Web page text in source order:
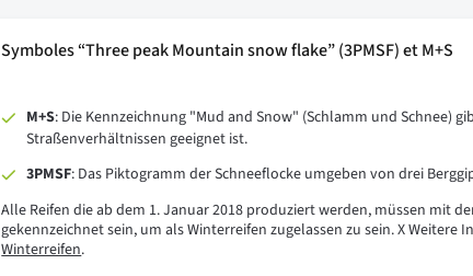
Symboles “Three peak Mountain snow flake” (3PMSF) et M+S
M+S: Die Kennzeichnung "Mud and Snow" (Schlamm und Schnee)
Straßenverhältnissen geeignet ist.
3PMSF: Das Piktogramm der Schneeflocke umgeben von drei
Alle Reifen die ab dem 1. Januar 2018 produziert werden, müssen mit
gekennzeichnet sein, um als Winterreifen zugelassen zu sein. X
Winterreifen.